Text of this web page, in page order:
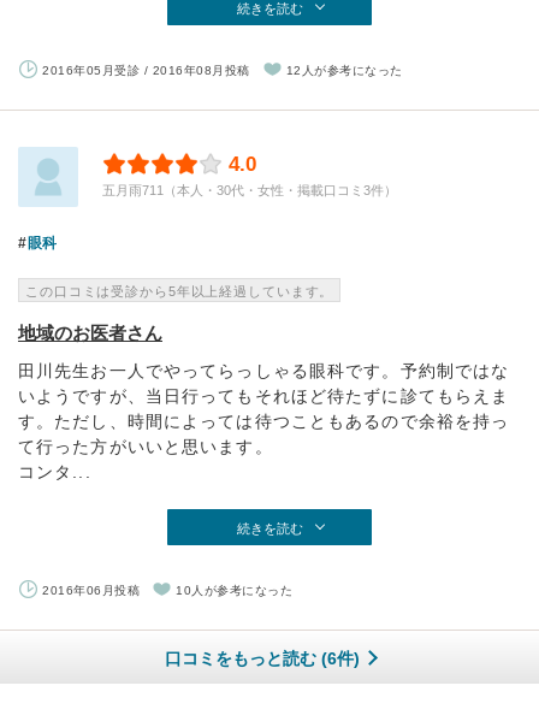
続きを読む
2016年05月受診 / 2016年08月投稿 12人が参考になった
4.0
五月雨711（本人・30代・女性・掲載口コミ3件）
眼科
この口コミは受診から5年以上経過しています。
地域のお医者さん
田川先生お一人でやってらっしゃる眼科です。予約制ではな
いようですが、当日行ってもそれほど待たずに診てもらえま
す。ただし、時間によっては待つこともあるので余裕を持っ
て行った方がいいと思います。
コンタ...
続きを読む
2016年06月投稿 10人が参考になった
口コミをもっと読む (6件)